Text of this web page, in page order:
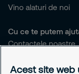
Vino alaturi de noi
Cu ce te putem
Contactele noastre
Responsabilitatea
Acest site web